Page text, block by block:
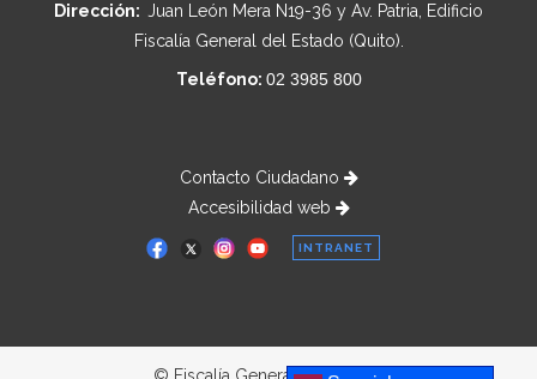
Dirección: Juan León Mera N19-36 y Av. Patria, Edificio
Fiscalía General del Estado (Quito).
Teléfono: 02 3985 800
Contacto Ciudadano
Accesibilidad web
INTRANET